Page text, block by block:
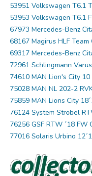
53951 Volkswagen T6.1
53953 Volkswagen T6.1
67973 Mercedes-Benz
68167 Magirus HLF
69317 Mercedes-Benz
72961 Schlingmann
74610 MAN Lion's City
75028 MAN NL 202-2
75859 MAN Lions City
76124 System Strobel
76256 GSF RTW ´18 FW
77016 Solaris Urbino